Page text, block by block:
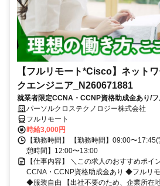
【フルリモート*Cisco】ネット
クエンジニア_N260671881
就業者限定CCNA・CCNP資格助成金あり/
集/服装自由
パーソルクロステクノロジー株式会社
フルリモート
時給3,000円
【勤務時間】 【勤務時間】09:00〜
憩時間】12:00〜13:00
【仕事内容】 ＼この求人のおすすめポ
CCNA・CCNP資格助成金あり ◆フルリ
◆服装自由 【出社不要のため、企業所在